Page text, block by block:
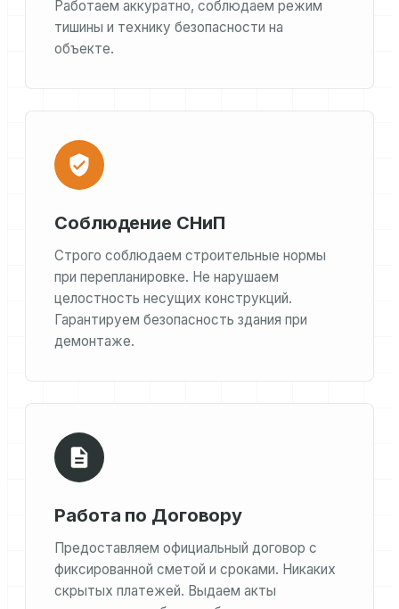
Работаем аккуратно, соблюдаем режим
тишины и технику безопасности на
объекте.
Соблюдение СНиП
Строго соблюдаем строительные нормы
при перепланировке. Не нарушаем
целостность несущих конструкций.
Гарантируем безопасность здания при
демонтаже.
Работа по Договору
Предоставляем официальный договор с
фиксированной сметой и сроками. Никаких
скрытых платежей. Выдаем акты